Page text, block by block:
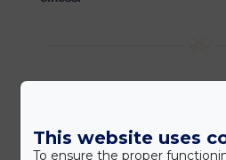
This website uses
To ensure the proper